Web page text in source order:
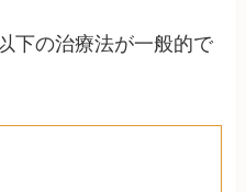
下の治療法が一般的で